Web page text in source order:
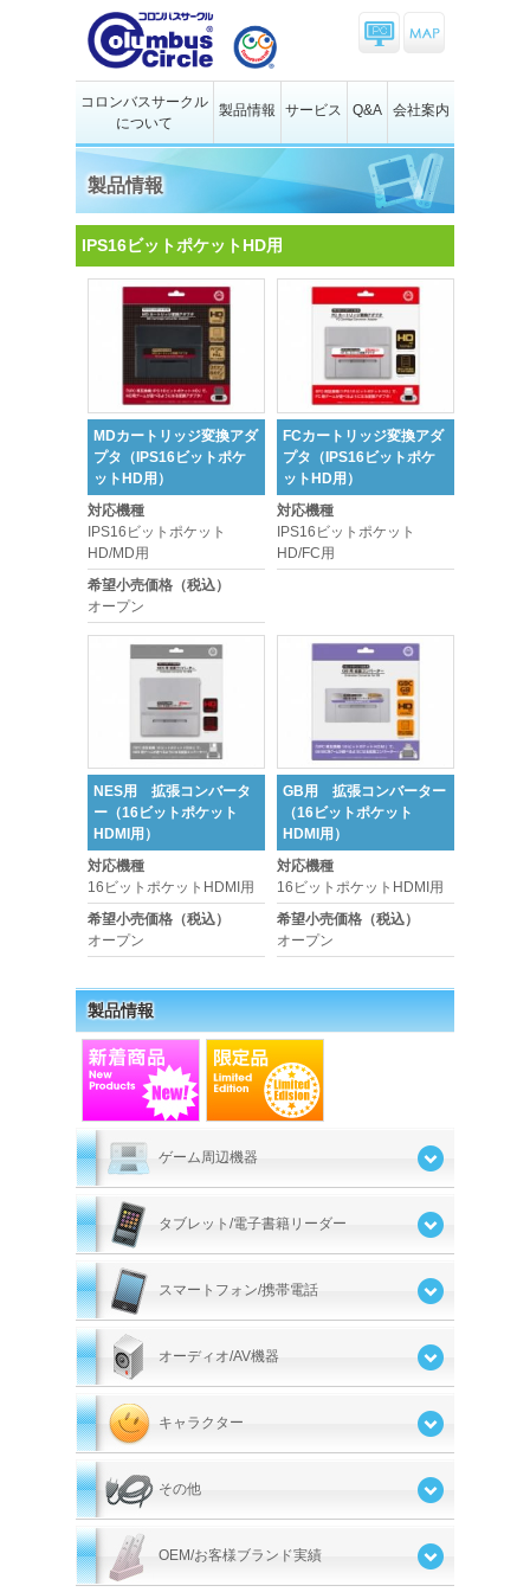
コロンバスサークル
について
製品情報 サービス Q&A 会社案内
製品情報
IPS16ビットポケットHD用
MDカートリッジ変換アダ
プタ（IPS16ビットポケ
ットHD用）
対応機種
IPS16ビットポケット
HD/MD用
希望小売価格（税込）
オープン
FCカートリッジ変換アダ
プタ（IPS16ビットポケ
ットHD用）
対応機種
IPS16ビットポケット
HD/FC用
NES用 拡張コンバータ
ー（16ビットポケット
HDMI用）
対応機種
16ビットポケットHDMI用
希望小売価格（税込）
オープン
GB用 拡張コンバーター
（16ビットポケット
HDMI用）
対応機種
16ビットポケットHDMI用
希望小売価格（税込）
オープン
製品情報
ゲーム周辺機器
タブレット/電子書籍リーダー
スマートフォン/携帯電話
オーディオ/AV機器
キャラクター
その他
OEM/お客様ブランド実績